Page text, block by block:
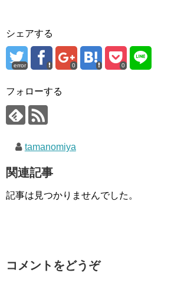
シェアする
error 0 0
フォローする
tamanomiya
関連記事
記事は見つかりませんでした。
コメントをどうぞ